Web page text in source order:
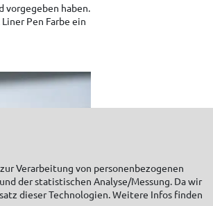
haben.
Pen Farbe ein
Verarbeitung von personenbezogenen
der statistischen Analyse/Messung. Da wir
dieser Technologien. Weitere Infos finden